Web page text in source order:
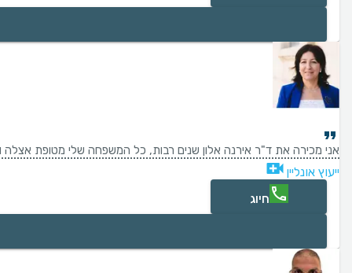
אני מכירה את ד"ר אירנה אלון שנים רבות, כל המשפחה שלי מטופת אצלה
ייעוץ אונליין
חיוג